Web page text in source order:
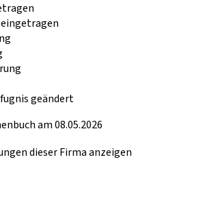
geändert
am 08.05.2026
dieser Firma anzeigen